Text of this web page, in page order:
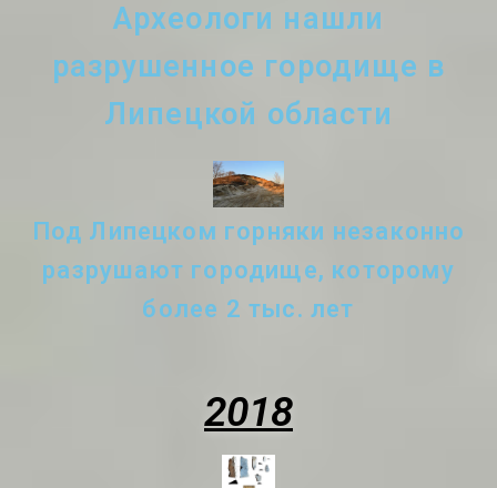
Археологи нашли
разрушенное городище в
Липецкой области
Под Липецком горняки незаконно
разрушают городище, которому
более 2 тыс. лет
2018